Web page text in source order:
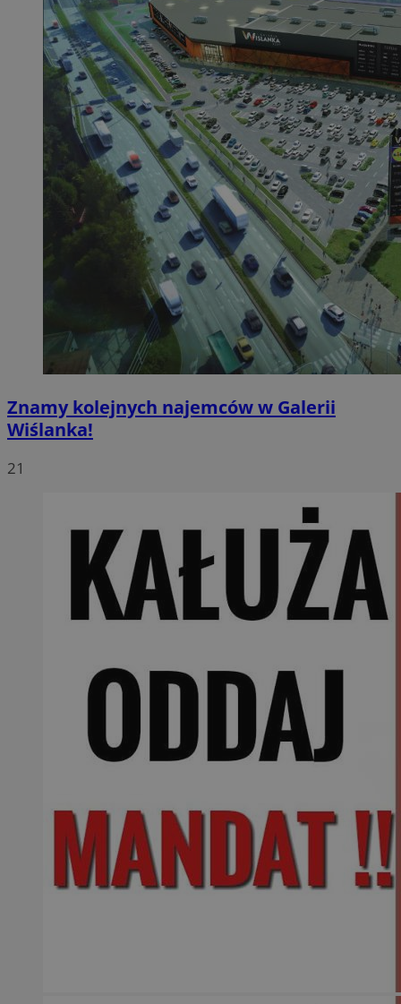
Znamy kolejnych najemców w Galerii
Wiślanka!
21